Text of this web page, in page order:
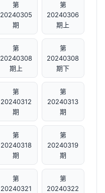
第
20240305
期
第
20240306
期上
第
20240308
期上
第
20240308
期下
第
20240312
期
第
20240313
期
第
20240318
期
第
20240319
期
第
20240321
第
20240322